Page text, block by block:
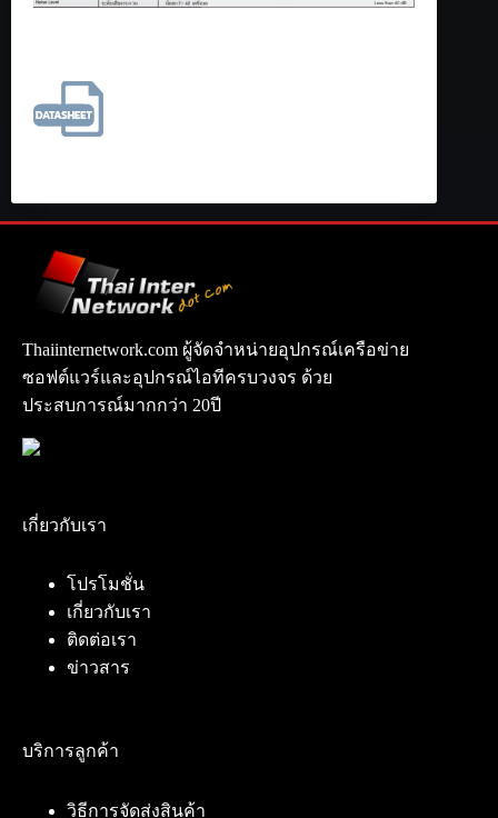
Thaiinternetwork.com ผู้จัดจำหน่ายอุปกรณ์เครือข่าย
ซอฟต์แวร์และอุปกรณ์ไอทีครบวงจร ด้วย
ประสบการณ์มากกว่า 20ปี
เกี่ยวกับเรา
โปรโมชั่น
เกี่ยวกับเรา
ติดต่อเรา
ข่าวสาร
บริการลูกค้า
วิธีการจัดส่งสินค้า